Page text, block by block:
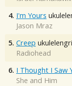
4. I'm Yours
Jason Mraz
5. Creep
Radiohead
6. I Thought I Saw
She and Him